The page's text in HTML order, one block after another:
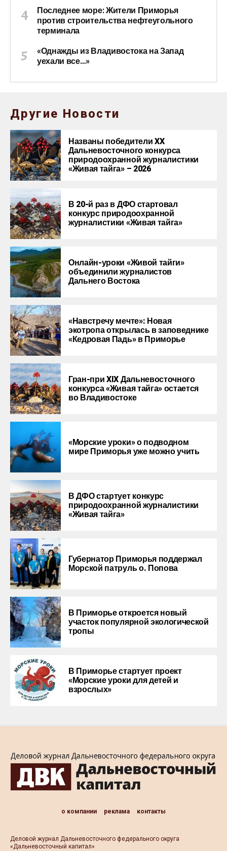
Последнее море: Жители Приморья
против строительства нефтеугольного
терминала
«Однажды из Владивостока на Запад
уехали все…»
Другие Новости
Названы победители XX
Дальневосточного конкурса
природоохранной журналистики
«Живая тайга» – 2026
В 20-й раз в ДФО стартовал
конкурс природоохранной
журналистики «Живая тайга»
Онлайн-уроки «Живой тайги»
объединили журналистов
Дальнего Востока
«Навстречу мечте»: Новая
экотропа открылась в заповеднике
«Кедровая Падь» в Приморье
Гран-при XIX Дальневосточного
конкурса «Живая тайга» остается
во Владивостоке
«Морские уроки» о подводном
мире Приморья уже можно учить
В ДФО стартует конкурс
природоохранной журналистики
«Живая тайга»
Губернатор Приморья поддержал
Морской патруль о. Попова
В Приморье откроется новый
участок популярной экологической
тропы
В Приморье стартует проект
«Морские уроки для детей и
взрослых»
о компании реклама контакты
Деловой журнал Дальневосточного федерального округа
«Дальневосточный капитал»